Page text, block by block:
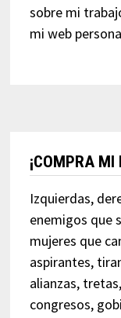
sobre mi
mi web
¡COMPRA MI
Izquierdas,
enemigos que
mujeres que
aspirantes,
alianzas,
congresos,